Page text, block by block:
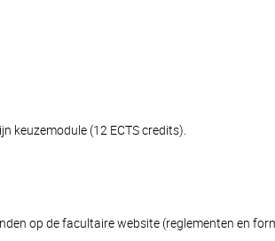
keuzemodule (12 ECTS credits).
op de facultaire website (reglementen en